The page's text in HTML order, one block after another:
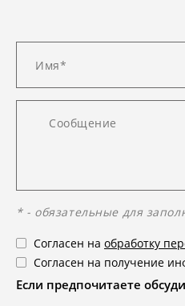
* - обязательные для
Согласен на обработку
Согласен на получение
Если предпочитаете